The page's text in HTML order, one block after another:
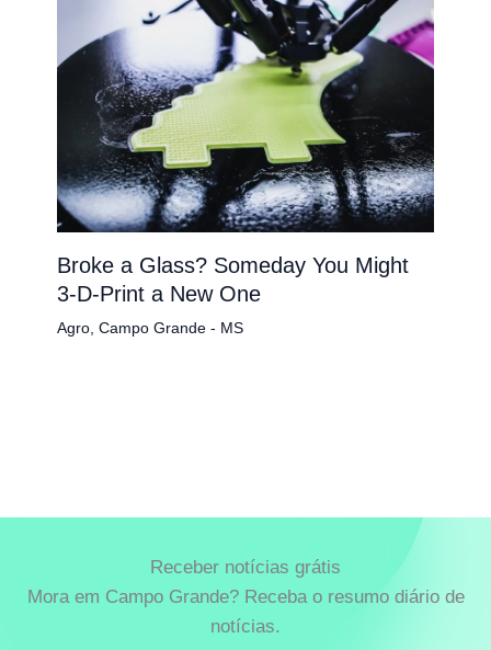
Broke a Glass? Someday You Might
3-D-Print a New One
Agro, Campo Grande - MS
Receber notícias grátis
Mora em Campo Grande? Receba o resumo diário de
notícias.